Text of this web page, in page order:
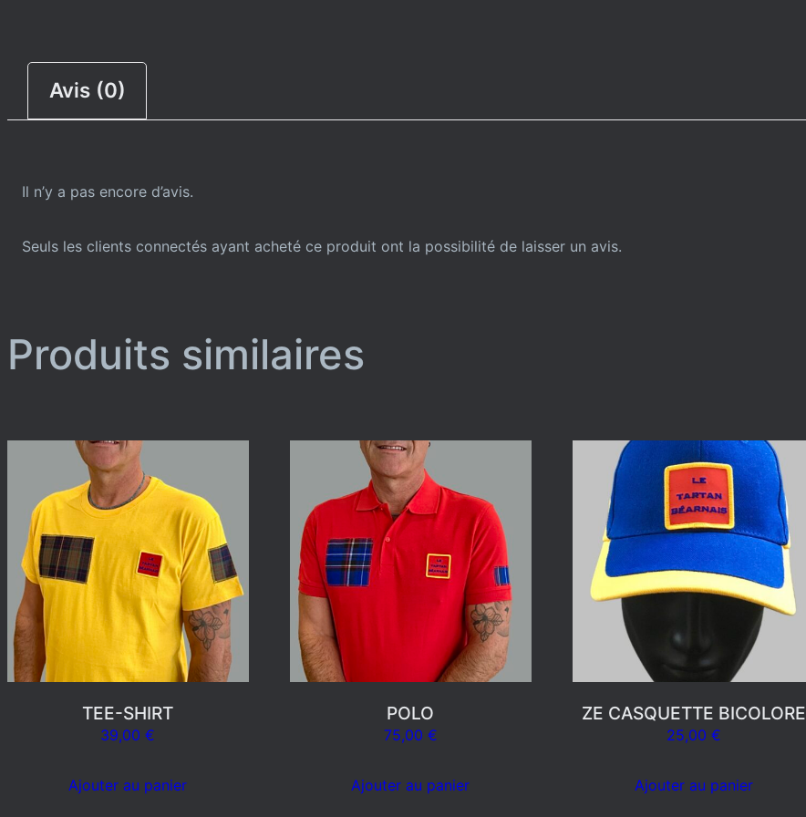
Avis (0)
Il n’y a pas encore d’avis.
Seuls les clients connectés ayant acheté ce produit ont la possibilité de laisser un avis.
Produits similaires
TEE-SHIRT
39,00€
Ajouter au panier
POLO
75,00 €
Ajouter au panier
ZE CASQUETTE BICOLORE
25,00 €
Ajouter au panier